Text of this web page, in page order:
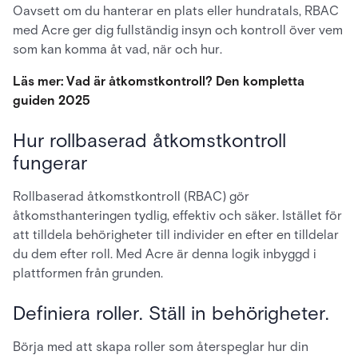
Oavsett om du hanterar en plats eller hundratals, RBAC
med Acre ger dig fullständig insyn och kontroll över vem
som kan komma åt vad, när och hur.
Läs mer: Vad är åtkomstkontroll? Den kompletta
guiden 2025
Hur rollbaserad åtkomstkontroll
fungerar
Rollbaserad åtkomstkontroll (RBAC) gör
åtkomsthanteringen tydlig, effektiv och säker. Istället för
att tilldela behörigheter till individer en efter en tilldelar
du dem efter roll. Med Acre är denna logik inbyggd i
plattformen från grunden.
Definiera roller. Ställ in behörigheter.
Börja med att skapa roller som återspeglar hur din